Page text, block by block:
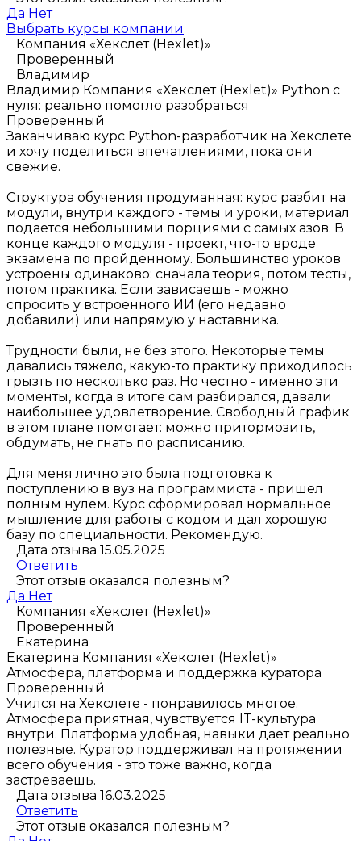
Да Нет
Выбрать курсы компании
Компания «Хекслет (Hexlet)»
Проверенный
Владимир
Владимир Компания «Хекслет (Hexlet)» Python с
нуля: реально помогло разобраться
Проверенный
Заканчиваю курс Python-разработчик на Хекслете
и хочу поделиться впечатлениями, пока они
свежие.
Структура обучения продуманная: курс разбит на
модули, внутри каждого - темы и уроки, материал
подается небольшими порциями с самых азов. В
конце каждого модуля - проект, что-то вроде
экзамена по пройденному. Большинство уроков
устроены одинаково: сначала теория, потом тесты,
потом практика. Если зависаешь - можно
спросить у встроенного ИИ (его недавно
добавили) или напрямую у наставника.
Трудности были, не без этого. Некоторые темы
давались тяжело, какую-то практику приходилось
грызть по несколько раз. Но честно - именно эти
моменты, когда в итоге сам разбирался, давали
наибольшее удовлетворение. Свободный график
в этом плане помогает: можно притормозить,
обдумать, не гнать по расписанию.
Для меня лично это была подготовка к
поступлению в вуз на программиста - пришел
полным нулем. Курс сформировал нормальное
мышление для работы с кодом и дал хорошую
базу по специальности. Рекомендую.
Дата отзыва 15.05.2025
Ответить
Этот отзыв оказался полезным?
Да Нет
Компания «Хекслет (Hexlet)»
Проверенный
Екатерина
Екатерина Компания «Хекслет (Hexlet)»
Атмосфера, платформа и поддержка куратора
Проверенный
Учился на Хекслете - понравилось многое.
Атмосфера приятная, чувствуется IT-культура
внутри. Платформа удобная, навыки дает реально
полезные. Куратор поддерживал на протяжении
всего обучения - это тоже важно, когда
застреваешь.
Дата отзыва 16.03.2025
Ответить
Этот отзыв оказался полезным?